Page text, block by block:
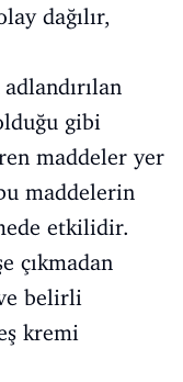
dağılır,
gibi
maddeler yer
maddelerin
etkilidir.
çıkmadan
belirli
kremi